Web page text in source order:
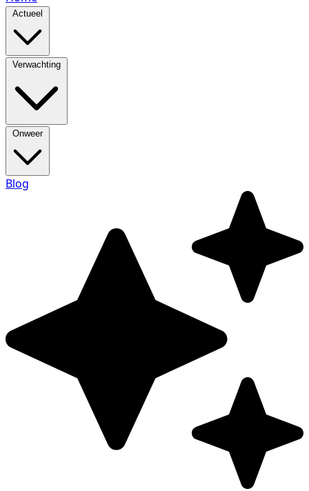
Actueel
Verwachting
Onweer
Blog